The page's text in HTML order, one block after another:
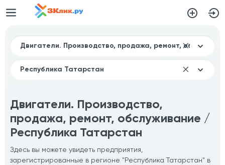
Двигатели. Производство,
продажа, ремонт, обслуживание /
Республика Татарстан
Здесь вы можете увидеть предприятия,
зарегистрированные в регионе "Республика Татарстан" в